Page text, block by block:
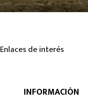
Enlaces de interés
INFORMACIÓN